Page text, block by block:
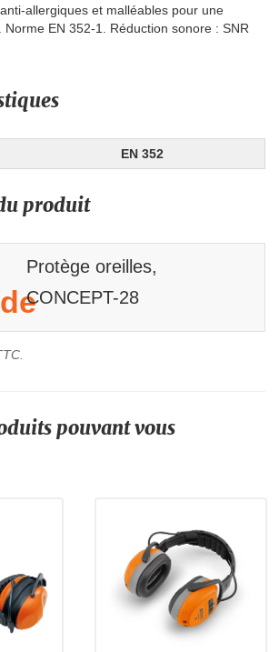
allergiques et malléables pour une
Norme EN 352-1. Réduction sonore : SNR
EN 352
produit
Protège oreilles,
CONCEPT-28
pouvant vous